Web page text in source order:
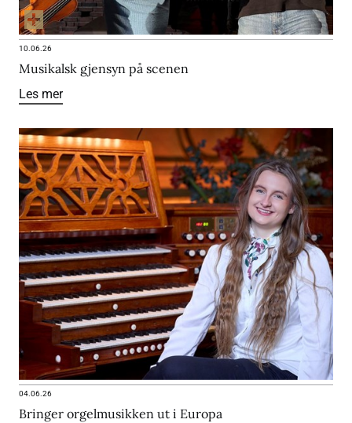
10.06.26
Musikalsk gjensyn på scenen
Les mer
04.06.26
Bringer orgelmusikken ut i Europa